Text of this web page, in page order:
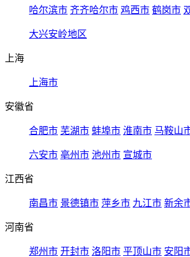
哈尔滨市 齐齐哈尔市 鸡西市 鹤岗市
大兴安岭地区
上海
上海市
安徽省
合肥市 芜湖市 蚌埠市 淮南市 马鞍山
六安市 亳州市 池州市 宣城市
江西省
南昌市 景德镇市 萍乡市 九江市 新余
河南省
郑州市 开封市 洛阳市 平顶山市 安阳